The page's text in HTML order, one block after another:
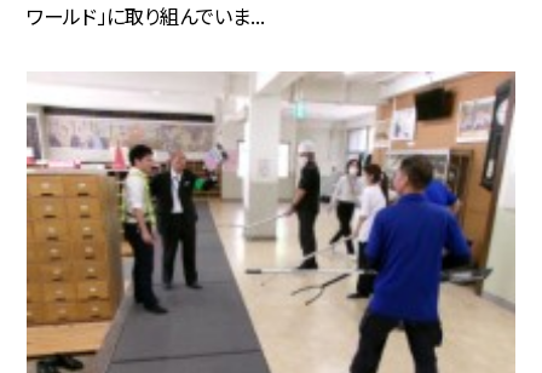
ワールド」に取り組んでいま...